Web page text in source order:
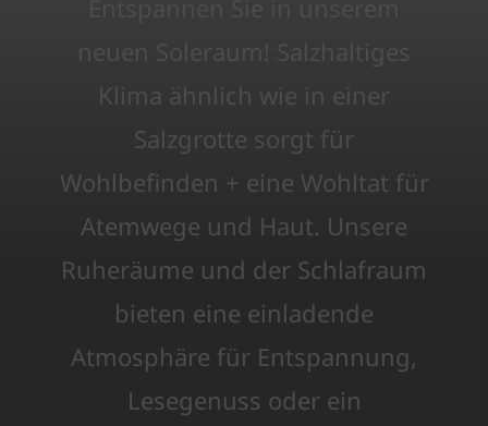
Klima ähnlich wie in einer
Salzgrotte sorgt für
Wohlbefinden + eine Wohltat für
Atemwege und Haut. Unsere
Ruheräume und der Schlafraum
bieten eine einladende
Atmosphäre für Entspannung,
Lesegenuss oder ein